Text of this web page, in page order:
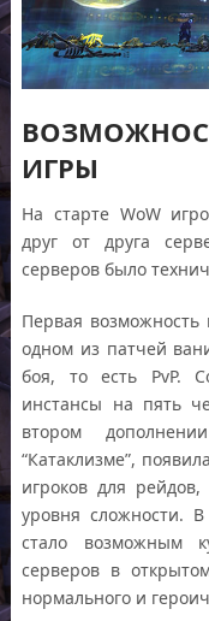
ИГРЫ
На старте WoW
друг от друга
серверов было
Первая возможность
одном из патчей
боя, то есть PvP.
инстансы на пять
втором
“Катаклизме”,
игроков для рейдов,
уровня сложности.
cтало возможным
серверов в
нормального и